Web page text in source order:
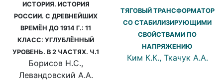
ИСТОРИЯ. ИСТОРИЯ
РОССИИ. С ДРЕВНЕЙШИХ
ВРЕМЁН ДО 1914 Г.: 11
КЛАСС: УГЛУБЛЁННЫЙ
УРОВЕНЬ. В 2 ЧАСТЯХ. Ч.1
Борисов Н.С.,
Левандовский А.А.
ТЯГОВЫЙ ТРАНСФОРМАТОР
СО СТАБИЛИЗИРУЮЩИМИ
СВОЙСТВАМИ ПО
НАПРЯЖЕНИЮ
Ким К.К., Ткачук А.А.